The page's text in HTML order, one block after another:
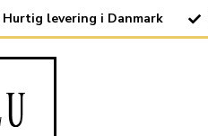
Hurtig levering i Danmark